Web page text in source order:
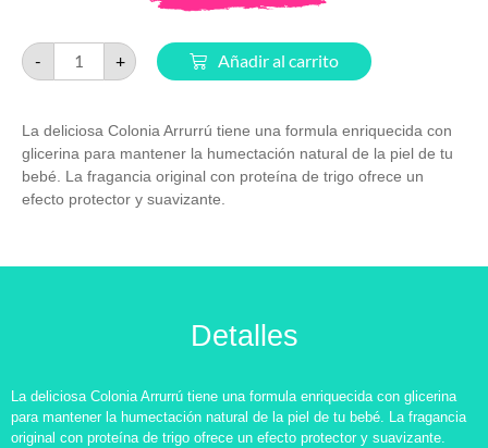
- + Añadir al carrito
La deliciosa Colonia Arrurrú tiene una formula enriquecida con
glicerina para mantener la humectación natural de la piel de tu
bebé. La fragancia original con proteína de trigo ofrece un
efecto protector y suavizante.
Detalles
La deliciosa Colonia Arrurrú tiene una formula enriquecida con glicerina
para mantener la humectación natural de la piel de tu bebé. La fragancia
original con proteína de trigo ofrece un efecto protector y suavizante.